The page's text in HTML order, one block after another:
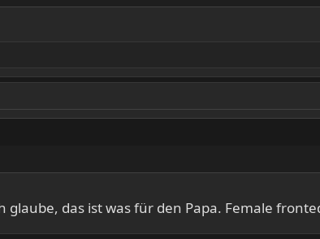
das ist was für den Papa. Female